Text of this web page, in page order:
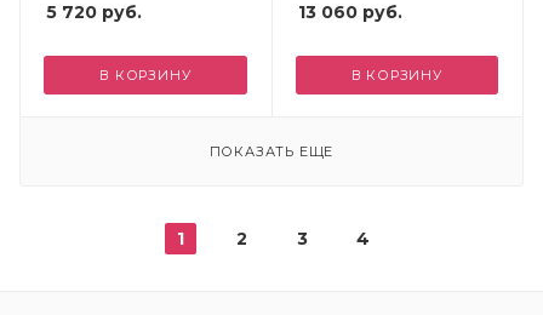
5 720 руб.
В КОРЗИНУ
13 060руб.
В КОРЗИНУ
ПОКАЗАТЬ ЕЩЕ
1 2 3 4